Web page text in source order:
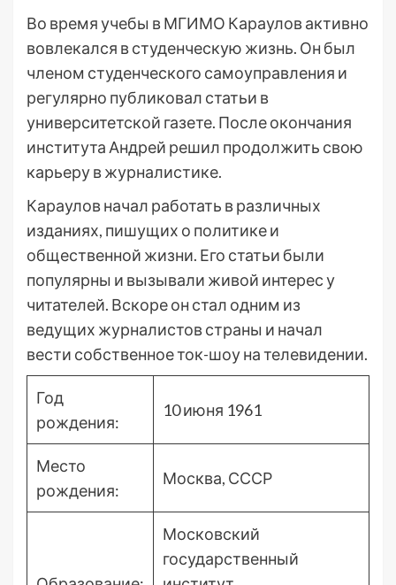
Во время учебы в МГИМО Караулов активно
вовлекался в студенческую жизнь. Он был
членом студенческого самоуправления и
регулярно публиковал статьи в
университетской газете. После окончания
института Андрей решил продолжить свою
карьеру в журналистике.
Караулов начал работать в различных
изданиях, пишущих о политике и
общественной жизни. Его статьи были
популярны и вызывали живой интерес у
читателей. Вскоре он стал одним из
ведущих журналистов страны и начал
вести собственное ток-шоу на телевидении.
Год
рождения:
10 июня 1961
Место
рождения:
Москва, СССР
Московский
государственный